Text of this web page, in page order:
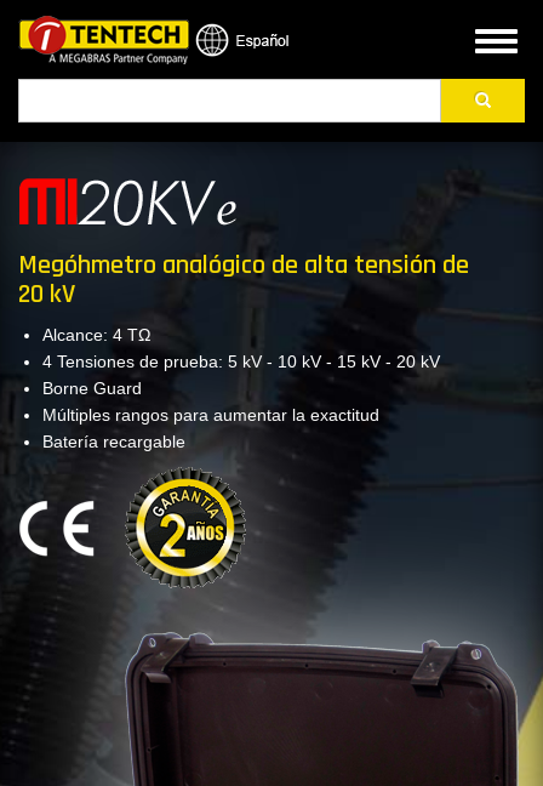
Pasar
contenido
Megóhmetro analógico de alta tensión de
20 kV
Alcance: 4 TΩ
4 Tensiones de prueba: 5 kV - 10 kV - 15 kV - 20 kV
Borne Guard
Múltiples rangos para aumentar la exactitud
Batería recargable